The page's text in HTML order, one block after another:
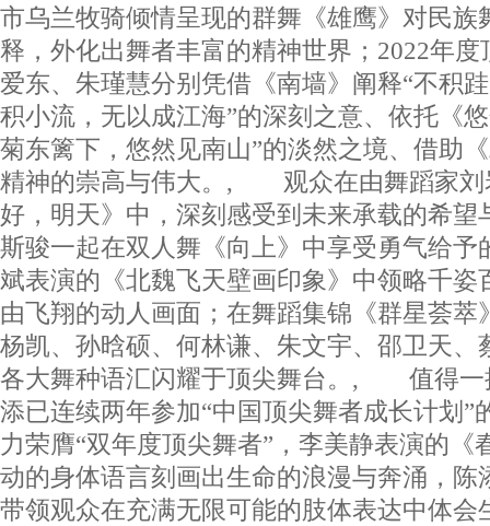
市乌兰牧骑倾情呈现的群舞《雄鹰》对民族
释，外化出舞者丰富的精神世界；2022年
爱东、朱瑾慧分别凭借《南墙》阐释“不积
积小流，无以成江海”的深刻之意、依托《
菊东篱下，悠然见南山”的淡然之境、借助
精神的崇高与伟大。, 观众在由舞蹈家刘
好，明天》中，深刻感受到未来承载的希望
斯骏一起在双人舞《向上》中享受勇气给予
斌表演的《北魏飞天壁画印象》中领略千姿
由飞翔的动人画面；在舞蹈集锦《群星荟萃
杨凯、孙晗硕、何林谦、朱文宇、邵卫天、
各大舞种语汇闪耀于顶尖舞台。, 值得一
添已连续两年参加“中国顶尖舞者成长计划”
力荣膺“双年度顶尖舞者”，李美静表演的《
动的身体语言刻画出生命的浪漫与奔涌，陈
带领观众在充满无限可能的肢体表达中体会